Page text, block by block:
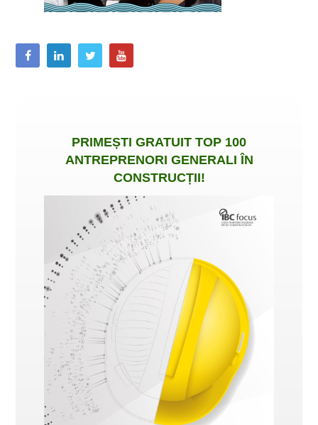
PRIMEȘTI GRATUIT TOP 100
ANTREPRENORI GENERALI ÎN
CONSTRUCȚII!